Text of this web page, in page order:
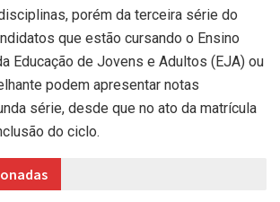
porém da terceira série do
que estão cursando o Ensino
Educação de Jovens e Adultos (EJA) ou
podem apresentar notas
série, desde que no ato da matrícula
do ciclo.